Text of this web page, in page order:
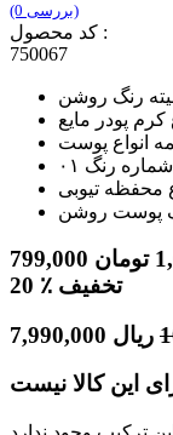
(0 بررسی)
کد محصول :
750067
رنگ روشن
کرم پودر مایع
انواع پوست
شماره رنگ ۰۱
محفظه تیوبی
پوست روشن
799,000 تومان
20
٪ تخفیف
7,990,000 ریال
این کالا نیست